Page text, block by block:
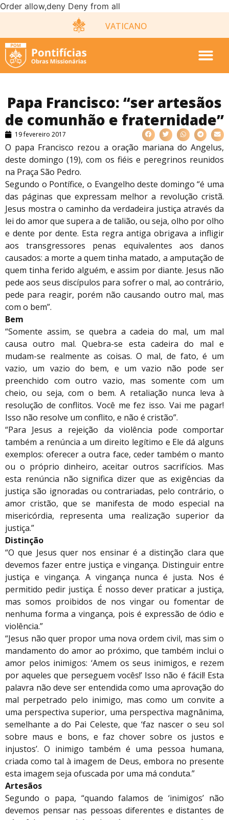
Order allow,deny Deny from all
VATICANO
Papa Francisco: “ser artesãos
de comunhão e fraternidade”
19 fevereiro 2017
O papa Francisco rezou a oração mariana do Angelus,
deste domingo (19), com os fiéis e peregrinos reunidos
na Praça São Pedro.
Segundo o Pontífice, o Evangelho deste domingo “é uma
das páginas que expressam melhor a revolução cristã.
Jesus mostra o caminho da verdadeira justiça através da
lei do amor que supera a de talião, ou seja, olho por olho
e dente por dente. Esta regra antiga obrigava a infligir
aos transgressores penas equivalentes aos danos
causados: a morte a quem tinha matado, a amputação de
quem tinha ferido alguém, e assim por diante. Jesus não
pede aos seus discípulos para sofrer o mal, ao contrário,
pede para reagir, porém não causando outro mal, mas
com o bem”.
Bem
“Somente assim, se quebra a cadeia do mal, um mal
causa outro mal. Quebra-se esta cadeira do mal e
mudam-se realmente as coisas. O mal, de fato, é um
vazio, um vazio do bem, e um vazio não pode ser
preenchido com outro vazio, mas somente com um
cheio, ou seja, com o bem. A retaliação nunca leva à
resolução de conflitos. Você me fez isso. Vai me pagar!
Isso não resolve um conflito, e não é cristão”.
“Para Jesus a rejeição da violência pode comportar
também a renúncia a um direito legítimo e Ele dá alguns
exemplos: oferecer a outra face, ceder também o manto
ou o próprio dinheiro, aceitar outros sacrifícios. Mas
esta renúncia não significa dizer que as exigências da
justiça são ignoradas ou contrariadas, pelo contrário, o
amor cristão, que se manifesta de modo especial na
misericórdia, representa uma realização superior da
justiça.”
Distinção
“O que Jesus quer nos ensinar é a distinção clara que
devemos fazer entre justiça e vingança. Distinguir entre
justiça e vingança. A vingança nunca é justa. Nos é
permitido pedir justiça. É nosso dever praticar a justiça,
mas somos proibidos de nos vingar ou fomentar de
nenhuma forma a vingança, pois é expressão de ódio e
violência.”
“Jesus não quer propor uma nova ordem civil, mas sim o
mandamento do amor ao próximo, que também inclui o
amor pelos inimigos: ‘Amem os seus inimigos, e rezem
por aqueles que perseguem vocês!’ Isso não é fácil! Esta
palavra não deve ser entendida como uma aprovação do
mal perpetrado pelo inimigo, mas como um convite a
uma perspectiva superior, uma perspectiva magnânima,
semelhante a do Pai Celeste, que ‘faz nascer o seu sol
sobre maus e bons, e faz chover sobre os justos e
injustos’. O inimigo também é uma pessoa humana,
criada como tal à imagem de Deus, embora no presente
esta imagem seja ofuscada por uma má conduta.”
Artesãos
Segundo o papa, “quando falamos de ‘inimigos’ não
devemos pensar nas pessoas diferentes e distantes de